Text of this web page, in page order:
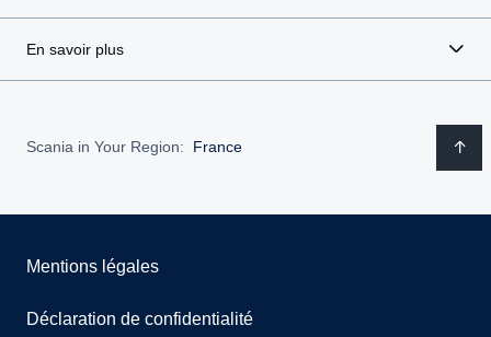
En savoir plus
Scania in Your Region: France
Mentions légales
Déclaration de confidentialité